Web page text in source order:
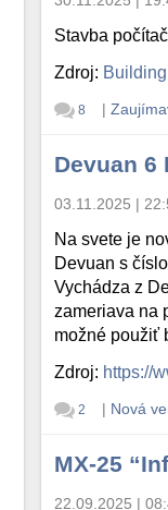
Stavba
Zdroj:
8 |
Devuan 6
03.11.2025 |
Na svete je
Devuan s
Vychádza z
zameriava na
možné použiť
Zdroj: https://
2 | Nová
MX-25
22.09.2025 |